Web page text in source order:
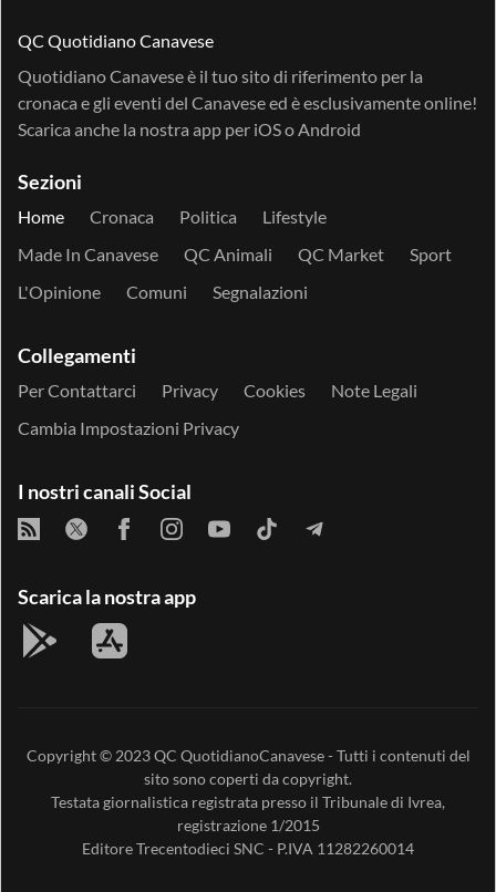
QC Quotidiano Canavese
Quotidiano Canavese è il tuo sito di riferimento per la
cronaca e gli eventi del Canavese ed è esclusivamente online!
Scarica anche la nostra app per iOSoAndroid
Sezioni
Home Cronaca Politica
Lifestyle
Made In Canavese
QC Animali QC Market
Sport
L'Opinione
Comuni Segnalazioni
Collegamenti
Per Contattarci Privacy Cookies
Note Legali
Cambia Impostazioni Privacy
I nostri canali Social
Scarica la nostra app
Copyright © 2023QC QuotidianoCanavese- Tutti i contenuti del
sito sono coperti da copyright.
Testata giornalistica registrata presso il Tribunale di Ivrea,
registrazione 1/2015
EditoreTrecentodieci SNC - P.IVA 11282260014